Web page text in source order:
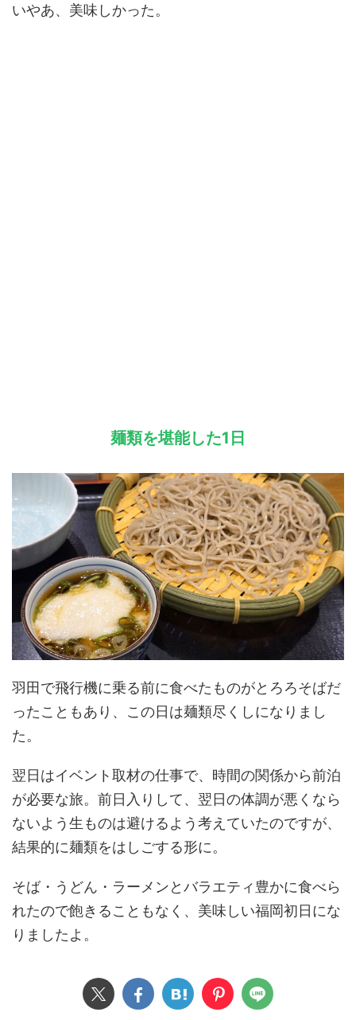
いやあ、美味しかった。
麺類を堪能した1日
羽田で飛行機に乗る前に食べたものがとろろそばだ
ったこともあり、この日は麺類尽くしになりまし
た。
翌日はイベント取材の仕事で、時間の関係から前泊
が必要な旅。前日入りして、翌日の体調が悪くなら
ないよう生ものは避けるよう考えていたのですが、
結果的に麺類をはしごする形に。
そば・うどん・ラーメンとバラエティ豊かに食べら
れたので飽きることもなく、美味しい福岡初日にな
りましたよ。